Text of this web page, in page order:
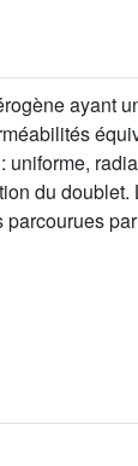
ayant
du